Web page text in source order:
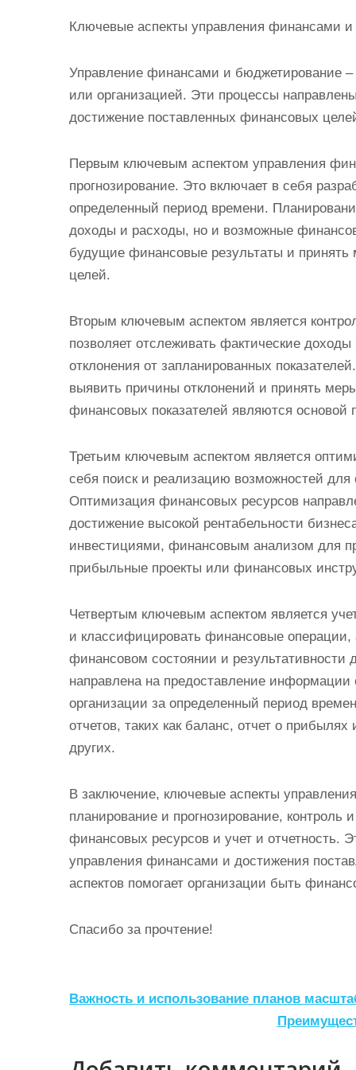
Ключевые аспекты управления финансами
Управление финансами и бюджетирование
или организацией. Эти процессы
достижение поставленных финансовых
Первым ключевым аспектом управления
прогнозирование. Это включает в себя
определенный период времени.
доходы и расходы, но и возможные
будущие финансовые результаты и
целей.
Вторым ключевым аспектом является
позволяет отслеживать фактические
отклонения от запланированных
выявить причины отклонений и принять
финансовых показателей являются
Третьим ключевым аспектом является
себя поиск и реализацию возможностей
Оптимизация финансовых ресурсов
достижение высокой рентабельности
инвестициями, финансовым анализом для
прибыльные проекты или финансовых
Четвертым ключевым аспектом является
и классифицировать финансовые
финансовом состоянии и результативности
направлена на предоставление
организации за определенный период
отчетов, таких как баланс, отчет о
других.
В заключение, ключевые аспекты
планирование и прогнозирование,
финансовых ресурсов и учет и отчетность.
управления финансами и достижения
аспектов помогает организации быть
Спасибо за прочтение!
Н
в
Важность и использование планов